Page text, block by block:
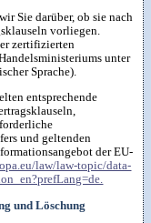
Sie darüber, ob sie nach
vorliegen.
zertifizierten
unter
Sprache).
entsprechende
und geltenden
der EU-
law/law-topic/data-
und Löschung